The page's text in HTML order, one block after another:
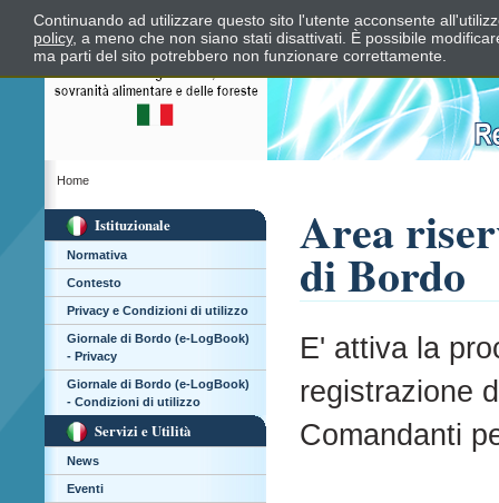
Home
Area
di Bordo
E' attiva la
registrazione
Comandanti
Istituzionale
Normativa
Contesto
Privacy e Condizioni di utilizzo
Giornale di Bordo (e-LogBook)
- Privacy
Giornale di Bordo (e-LogBook)
- Condizioni di utilizzo
Servizi e Utilità
News
Eventi
Continuando ad utilizzare questo sito l'utente acconsente
policy, a meno che non siano stati disattivati. È possibile
ma parti del sito potrebbero non funzionare correttamente.